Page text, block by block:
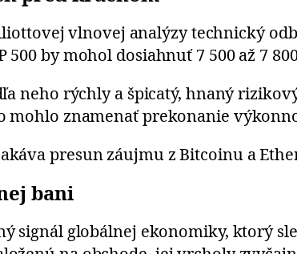
vlnovej analýzy technický
500 by mohol dosiahnuť 7 500 až 7
neho rýchly a špicatý, hnaný
znamenať prekonanie
presun záujmu z Bitcoinu a
bani
signál globálnej ekonomiky, ktorý